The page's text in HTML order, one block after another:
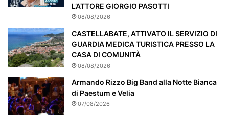
i
o
l
a
r
e
n
t
e
L’ATTORE GIORGIO PASOTTI
08/08/2026
CASTELLABATE, ATTIVATO IL SERVIZIO DI
GUARDIA MEDICA TURISTICA PRESSO LA
CASA DI COMUNITÀ
08/08/2026
Armando Rizzo Big Band alla Notte Bianca
di Paestum e Velia
07/08/2026